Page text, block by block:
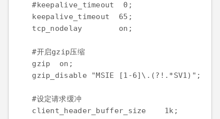
    #keepalive_timeout  0;
keepalive_timeout
65;
tcp_nodelay
on;
    #
开启gzip压缩
gzip
on;
gzip_disable
"MSIE [1-6]\.(?!.*SV1)";
    #
设定请求缓冲
client_header_buffer_size
1k;